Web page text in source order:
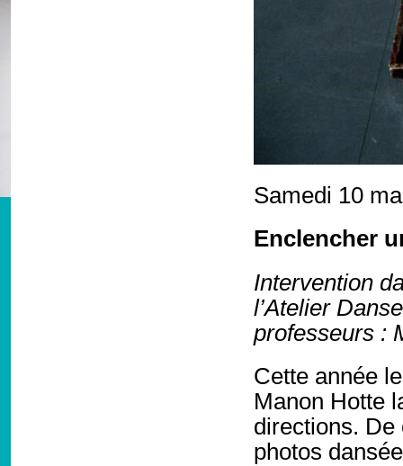
Samedi 10
Enclencher
Intervention
l’Atelier
professeurs :
Cette année
Manon Hotte
directions. De
photos